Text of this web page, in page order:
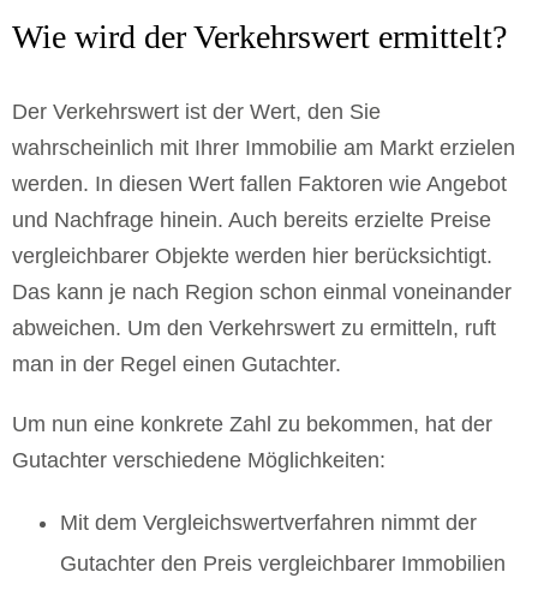
Wie wird der Verkehrswert ermittelt?
Der Verkehrswert ist der Wert, den Sie
wahrscheinlich mit Ihrer Immobilie am Markt erzielen
werden. In diesen Wert fallen Faktoren wie Angebot
und Nachfrage hinein. Auch bereits erzielte Preise
vergleichbarer Objekte werden hier berücksichtigt.
Das kann je nach Region schon einmal voneinander
abweichen. Um den Verkehrswert zu ermitteln, ruft
man in der Regel einen Gutachter.
Um nun eine konkrete Zahl zu bekommen, hat der
Gutachter verschiedene Möglichkeiten:
Mit dem Vergleichswertverfahren nimmt der
Gutachter den Preis vergleichbarer Immobilien